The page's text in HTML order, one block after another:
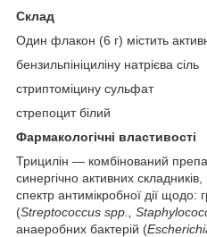
Склад
Один флакон (6 г) містить
бензильпініциліну
стриптоміцину
стрепоцит
Фармакологічні властивості
Трицилін — комбінований
синергічно активних
спектр антимікробної дії щодо:
(Streptococcus spp.,
анаеробних бактерій (